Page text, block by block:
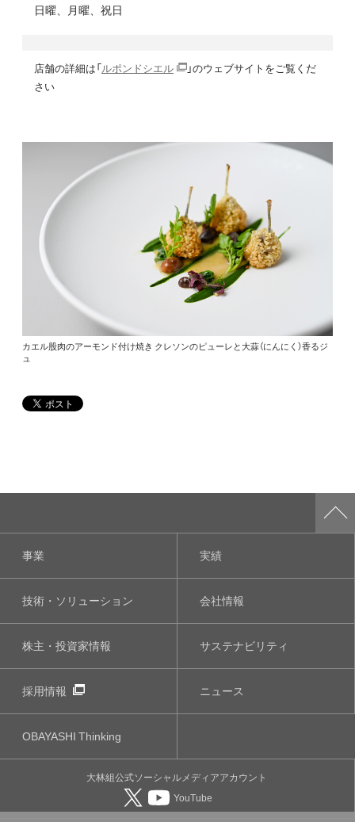
日曜、月曜、祝日
店舗の詳細は「ルポンドシエル
」のウェブサイトをご覧くだ
さい
カエル股肉のアーモンド付け焼き クレソンのピューレと大蒜（にんにく）香るジ
ュ
事業 実績
技術・ソリューション 会社情報
株主・投資家情報 サステナビリティ
採用情報 ニュース
OBAYASHIThinking
大林組公式ソーシャルメディアアカウント
YouTube